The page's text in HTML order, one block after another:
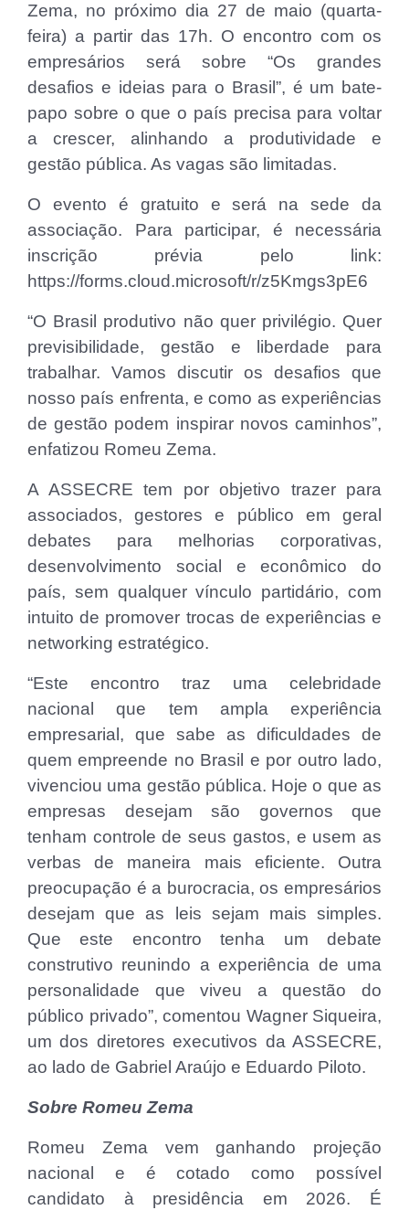
Zema, no próximo dia 27 de maio (quarta-
feira) a partir das 17h. O encontro com os
empresários será sobre “Os grandes
desafios e ideias para o Brasil”, é um bate-
papo sobre o que o país precisa para voltar
a crescer, alinhando a produtividade e
gestão pública. As vagas são limitadas.
O evento é gratuito e será na sede da
associação. Para participar, é necessária
inscrição prévia pelo link:
https://forms.cloud.microsoft/r/z5Kmgs3pE6
“O Brasil produtivo não quer privilégio. Quer
previsibilidade, gestão e liberdade para
trabalhar. Vamos discutir os desafios que
nosso país enfrenta, e como as experiências
de gestão podem inspirar novos caminhos”,
enfatizou Romeu Zema.
A ASSECRE tem por objetivo trazer para
associados, gestores e público em geral
debates para melhorias corporativas,
desenvolvimento social e econômico do
país, sem qualquer vínculo partidário, com
intuito de promover trocas de experiências e
networking estratégico.
“Este encontro traz uma celebridade
nacional que tem ampla experiência
empresarial, que sabe as dificuldades de
quem empreende no Brasil e por outro lado,
vivenciou uma gestão pública. Hoje o que as
empresas desejam são governos que
tenham controle de seus gastos, e usem as
verbas de maneira mais eficiente. Outra
preocupação é a burocracia, os empresários
desejam que as leis sejam mais simples.
Que este encontro tenha um debate
construtivo reunindo a experiência de uma
personalidade que viveu a questão do
público privado”, comentou Wagner Siqueira,
um dos diretores executivos da ASSECRE,
ao lado de Gabriel Araújo e Eduardo Piloto.
Sobre Romeu Zema
Romeu Zema vem ganhando projeção
nacional e é cotado como possível
candidato à presidência em 2026. É